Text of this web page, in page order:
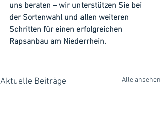
uns beraten – wir unterstützen Sie bei
der Sortenwahl und allen weiteren
Schritten für einen erfolgreichen
Rapsanbau am Niederrhein.
Aktuelle Beiträge Alle ansehen